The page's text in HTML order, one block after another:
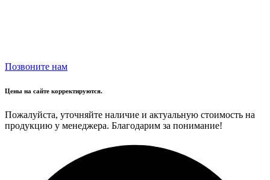
Позвоните нам
Цены на сайте корректируются.
Пожалуйста, уточняйте наличие и актуальную стоимость на
продукцию у менеджера. Благодарим за понимание!